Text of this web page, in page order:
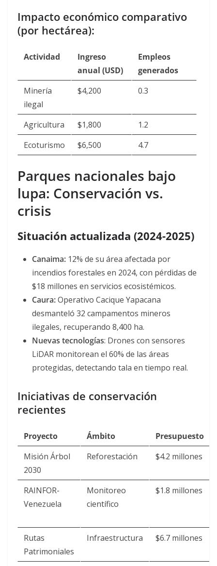
Impacto económico comparativo
(por hectárea):
Actividad
Ingreso
anual (USD)
Empleos
generados
Minería
ilegal
$4,200 0.3
Agricultura $1,800
1.2
Ecoturismo
$6,500 4.7
Parques nacionales bajo
lupa: Conservación vs.
crisis
Situación actualizada (2024-2025)
Canaima: 12% de su área afectada por
incendios forestales en 2024, con pérdidas de
$18 millones en servicios ecosistémicos.
Caura:Operativo Cacique Yapacana
desmanteló 32 campamentos mineros
ilegales, recuperando 8,400 ha.
Nuevas tecnologías: Drones con sensores
LiDAR monitorean el 60% de las áreas
protegidas, detectando tala en tiempo real.
Iniciativas de conservación
recientes
Proyecto Ámbito Presupuesto
Misión Árbol
2030
Reforestación $4.2 millones
RAINFOR-
Venezuela
Monitoreo
científico
$1.8 millones
Rutas
Patrimoniales
Infraestructura $6.7 millones